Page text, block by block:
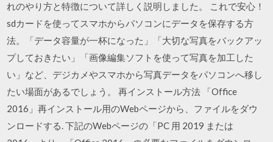
れのやり方と特徴について詳しく説明しました。 これで安心！
sdカードを使ってスマホからパソコンにデータを保存する方
法。「データ容量が一杯になった」「大切な写真をバックアッ
プしておきたい」「画像編集ソフトを使って写真を加工した
い」など、デジカメやスマホから写真データをパソコンへ移し
たい場面があるでしょう。 再インストール方法 「Office
2016」再インストール用のWebページから、ファイルをダウ
ンロードする. 下記のWebページの「PC 用 2019 または